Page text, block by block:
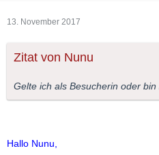
13. November 2017
Zitat von Nunu
Gelte ich als Besucherin oder
Hallo Nunu,